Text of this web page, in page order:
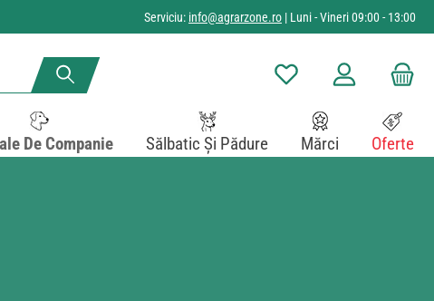
Serviciu: info@agrarzone.ro | Luni - Vineri 09:00 - 13:00
Aveți 0 articole din lista
De Companie Sălbatic Și Pădure Mărci Oferte